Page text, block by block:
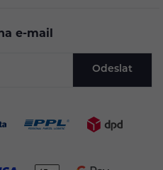
e-mail
Odeslat